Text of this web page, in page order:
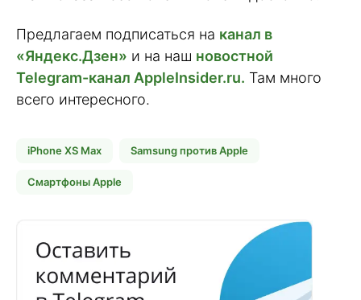
Предлагаем подписаться на канал в
«Яндекс.Дзен» и на наш новостной
Telegram-канал AppleInsider.ru. Там много
всего интересного.
iPhone XS Max Samsung против Apple
Смартфоны Apple